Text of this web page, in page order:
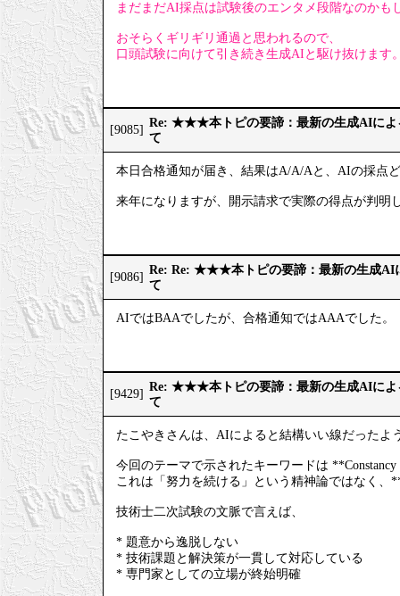
まだまだAI採点は試験後のエンタメ段階なのかも
おそらくギリギリ通過と思われるので、
口頭試験に向けて引き続き生成AIと駆け抜けます
[9085]
Re: ★★★本トピの要諦：最新の生成AIによ
て
本日合格通知が届き、結果はA/A/Aと、AIの採点
来年になりますが、開示請求で実際の得点が判明
[9086]
Re: Re: ★★★本トピの要諦：最新の生成AI
て
AIではBAAでしたが、合格通知ではAAAでした。
[9429]
Re: ★★★本トピの要諦：最新の生成AIによ
て
たこやきさんは、AIによると結構いい線だったよ
今回のテーマで示されたキーワードは
これは「努力を続ける」という精神論ではなく
技術士二次試験の文脈で言えば、
* 題意から逸脱しない
* 技術課題と解決策が一貫して対応している
* 専門家としての立場が終始明確